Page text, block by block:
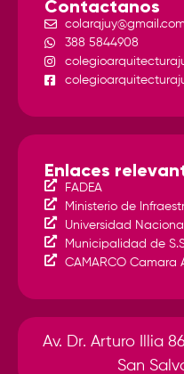
Contactanos
colarqjuy@gmail.com
388 5844908
Enlaces
FADEA
Ministerio de
Universidad
Municipalidad de
CAMARCO Camara
Av. Dr. Arturo Illia
San